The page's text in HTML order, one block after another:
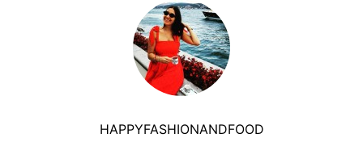
HAPPYFASHIONANDFOOD